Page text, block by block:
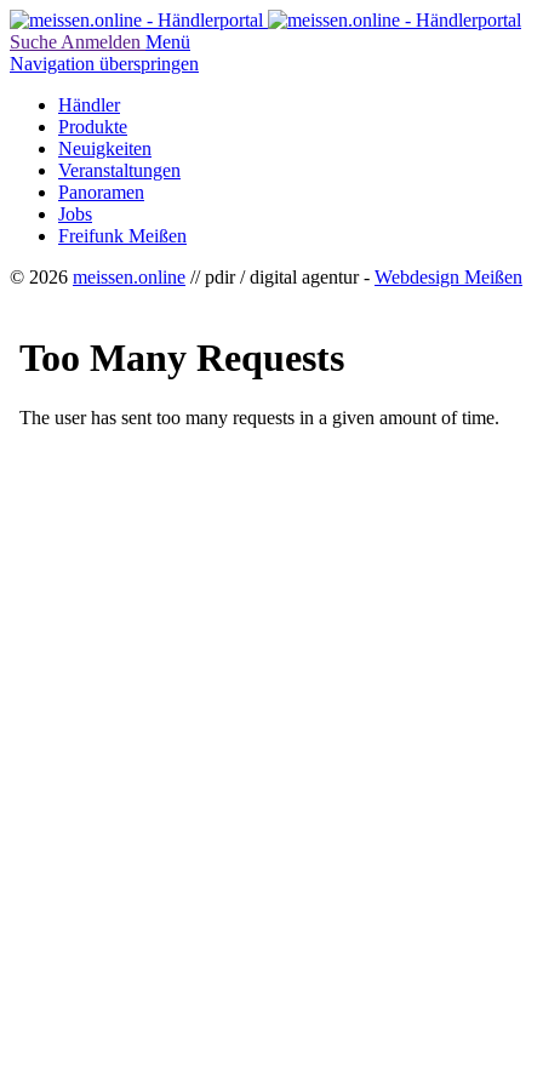
Suche Anmelden Menü
Navigation überspringen
Händler
Produkte
Neuigkeiten
Veranstaltungen
Panoramen
Jobs
Freifunk Meißen
© 2026 meissen.online // pdir / digital agentur - Webdesign Meißen